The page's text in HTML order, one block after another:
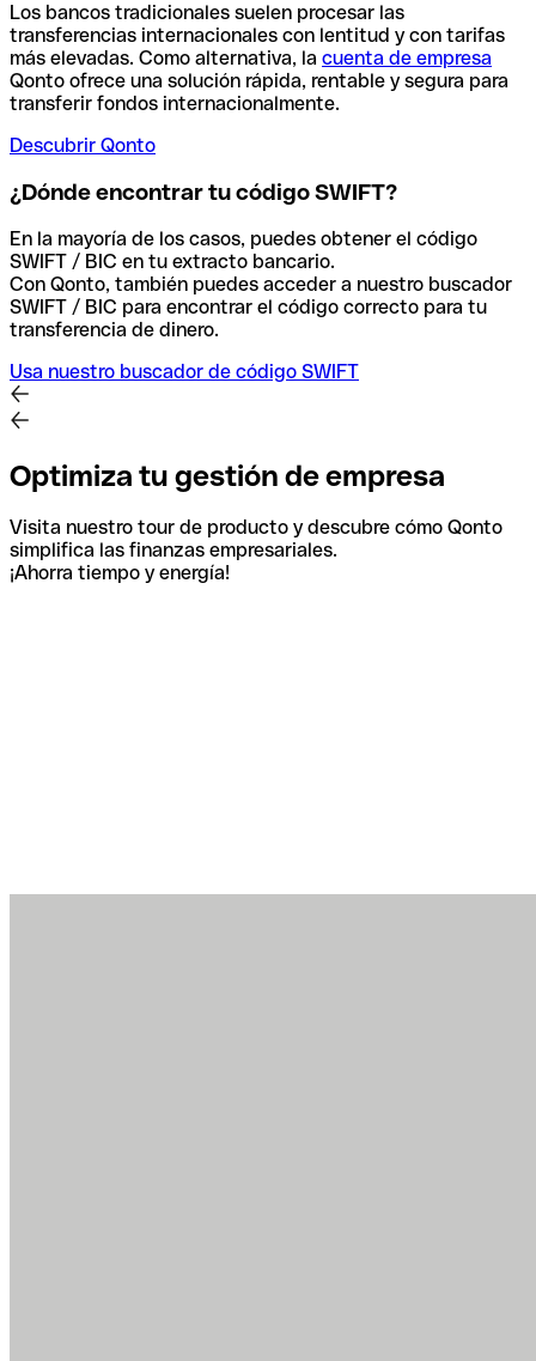
Los bancos tradicionales suelen procesar las
transferencias internacionales con lentitud y con tarifas
más elevadas. Como alternativa, la cuenta de empresa
Qonto ofrece una solución rápida, rentable y segura para
transferir fondos internacionalmente.
Descubrir Qonto
¿Dónde encontrar tu código SWIFT?
En la mayoría de los casos, puedes obtener el código
SWIFT / BIC en tu extracto bancario.
Con Qonto, también puedes acceder a nuestro buscador
SWIFT / BIC para encontrar el código correcto para tu
transferencia de dinero.
Usa nuestro buscador de código SWIFT
Optimiza tu gestión de empresa
Visita nuestro tour de producto y descubre cómo Qonto
simplifica las finanzas empresariales.
¡Ahorra tiempo y energía!